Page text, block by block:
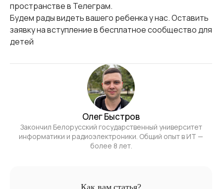
пространстве в Телеграм.
Будем рады видеть вашего ребенка у нас. Оставить
заявку на вступление в бесплатное сообщество для
детей
Олег Быстров
Закончил Белорусский государственный университет
информатики и радиоэлектроники. Общий опыт в ИТ —
более 8 лет.
Как вам статья?